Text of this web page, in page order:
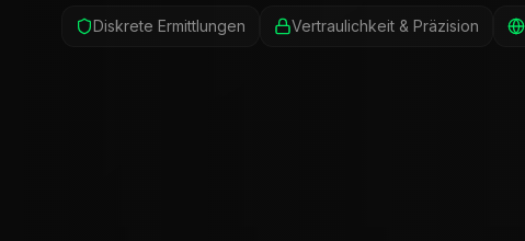
Diskrete Ermittlungen Vertraulichkeit & Präzision